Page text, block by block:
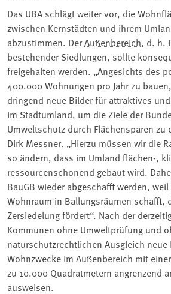
Das UBA schlägt weiter vor, die
zwischen Kernstädten und ihrem
abzustimmen. DerAußenbereich, d. h.
bestehender Siedlungen, sollte
freigehalten werden. „Angesichts des
400.000 Wohnungen pro Jahr zu
dringend neue Bilder für attraktives
im Stadtumland, um die Ziele der
Umweltschutz durch Flächensparen zu
Dirk Messner. „Hierzu müssen wir die
so ändern, dass im Umland flächen-,
ressourcenschonend gebaut wird.
BauGB wieder abgeschafft werden,
Wohnraum in Ballungsräumen schafft,
Zersiedelung fördert“. Nach der
Kommunen ohne Umweltprüfung und
naturschutzrechtlichen Ausgleich neue
Wohnzwecke im Außenbereich mit
zu 10.000 Quadratmetern angrenzend
ausweisen.